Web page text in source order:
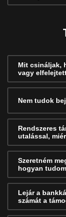
Mit csináljak,
vagy
Nem tudok
Rendszeres
utalással,
Szeretném
hogyan
Lejár a
számát a